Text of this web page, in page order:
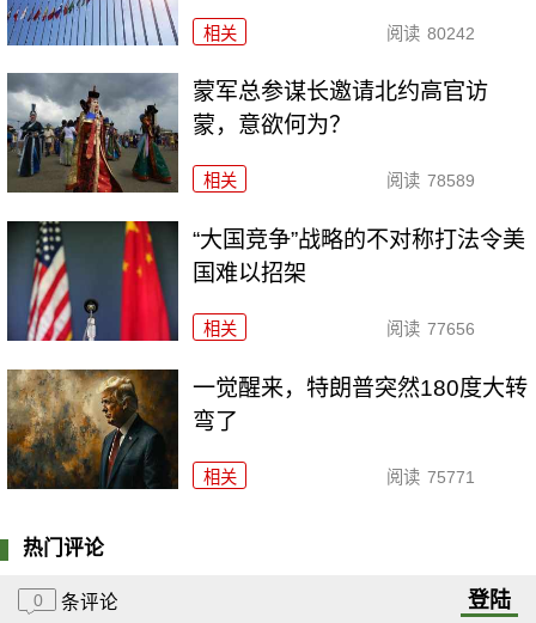
相关 阅读 80242
​蒙军总参谋长邀请北约高官访
蒙，意欲何为？
相关 阅读 78589
“大国竞争”战略的不对称打法令美
国难以招架
相关 阅读 77656
一觉醒来，特朗普突然180度大转
弯了
相关 阅读 75771
热门评论
0 条评论 登陆